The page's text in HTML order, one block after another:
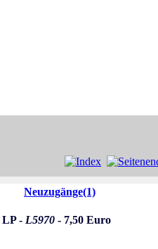
Neuzugänge(1)
LP - L5970 - 7,50 Euro